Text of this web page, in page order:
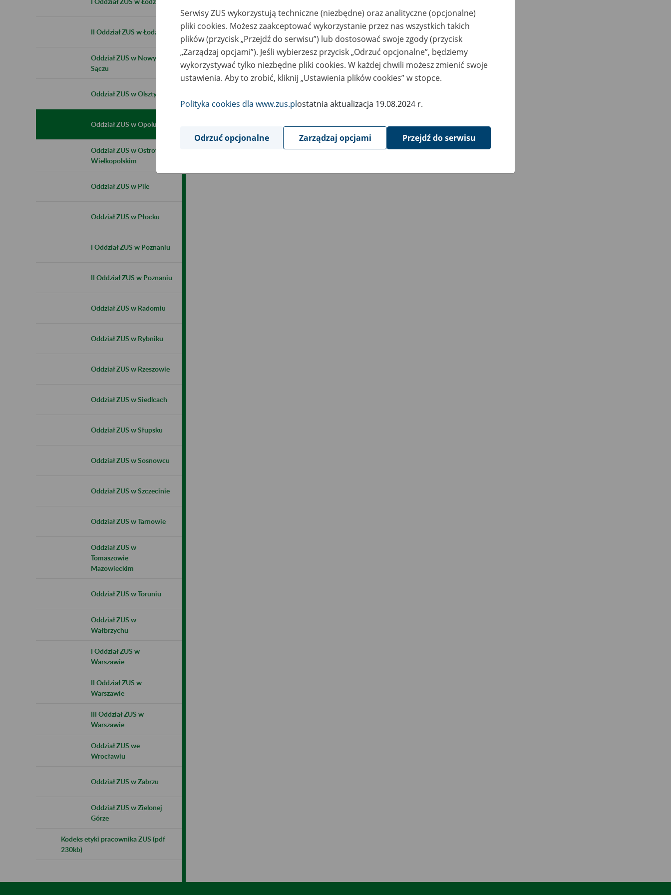
II Oddział ZUS w Łodzi
Oddział ZUS w Nowym
Sączu
Oddział ZUS w Olsztynie
Oddział ZUS w Opolu
Oddział ZUS w Ostrowie
Wielkopolskim
Oddział ZUS w Pile
Oddział ZUS w Płocku
I Oddział ZUS w Poznaniu
II Oddział ZUS w Poznaniu
Oddział ZUS w Radomiu
Oddział ZUS w Rybniku
Oddział ZUS w Rzeszowie
Oddział ZUS w Siedlcach
Oddział ZUS w Słupsku
Oddział ZUS w Sosnowcu
Oddział ZUS w Szczecinie
Oddział ZUS w Tarnowie
Oddział ZUS w
Tomaszowie
Mazowieckim
Oddział ZUS w Toruniu
Oddział ZUS w
Wałbrzychu
I Oddział ZUS w
Warszawie
II Oddział ZUS w
Warszawie
III Oddział ZUS w
Warszawie
Oddział ZUS we
Wrocławiu
Oddział ZUS w Zabrzu
Oddział ZUS w Zielonej
Górze
Kodeks etyki pracownika ZUS (pdf
230kb)
Serwisy ZUS wykorzystują techniczne (niezbędne) oraz analityczne (opcjonalne)
pliki cookies. Możesz zaakceptować wykorzystanie przez nas wszystkich takich
plików (przycisk „Przejdź do serwisu”) lub dostosować swoje zgody (przycisk
„Zarządzaj opcjami”). Jeśli wybierzesz przycisk „Odrzuć opcjonalne”, będziemy
wykorzystywać tylko niezbędne pliki cookies. W każdej chwili możesz zmienić swoje
ustawienia. Aby to zrobić, kliknij „Ustawienia plików cookies” w stopce.
Polityka cookies dla www.zus.plostatnia aktualizacja 19.08.2024 r.
Odrzuć opcjonalne Zarządzaj opcjami Przejdź do serwisu